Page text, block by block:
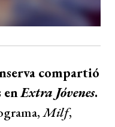
compartió
enExtra Jóvenes.
Milf,